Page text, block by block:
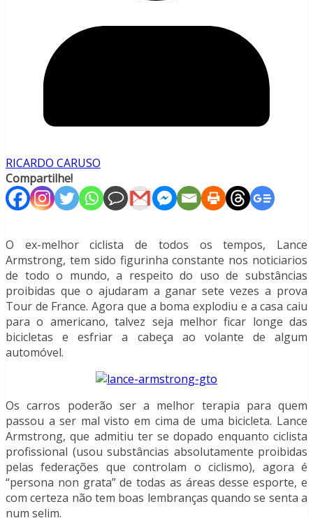
RICARDO CARUSO
Compartilhe!
O ex-melhor ciclista de todos os tempos, Lance
Armstrong, tem sido figurinha constante nos noticiarios
de todo o mundo, a respeito do uso de substâncias
proibidas que o ajudaram a ganar sete vezes a prova
Tour de France. Agora que a boma explodiu e a casa caiu
para o americano, talvez seja melhor ficar longe das
bicicletas e esfriar a cabeça ao volante de algum
automóvel.
Os carros poderão ser a melhor terapia para quem
passou a ser mal visto em cima de uma bicicleta. Lance
Armstrong, que admitiu ter se dopado enquanto ciclista
profissional (usou substâncias absolutamente proibidas
pelas federações que controlam o ciclismo), agora é
“persona non grata” de todas as áreas desse esporte, e
com certeza não tem boas lembranças quando se senta a
num selim.